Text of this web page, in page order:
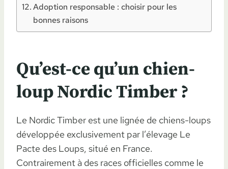
Adoption responsable : choisir pour les
bonnes raisons
Qu’est-ce qu’un chien-
loup Nordic Timber ?
Le Nordic Timber est une lignée de chiens-loups
développée exclusivement par l’élevage Le
Pacte des Loups, situé en France.
Contrairement à des races officielles comme le